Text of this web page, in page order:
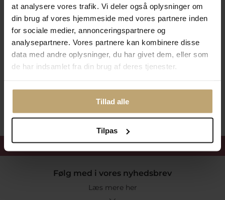
at analysere vores trafik. Vi deler også oplysninger om
din brug af vores hjemmeside med vores partnere inden
for sociale medier, annonceringspartnere og
analysepartnere. Vores partnere kan kombinere disse
data med andre oplysninger, du har givet dem, eller som
de har indsamlet fra din brug af deres tjenester.
Tillad alle
Tilpas
Leveringsmuligheder
Betalingsmuligheder
Sikker Og Tryg E-Handel
Få 15%velkomstrabat
Følg med i vores nyhedsbrev
Læs mere her